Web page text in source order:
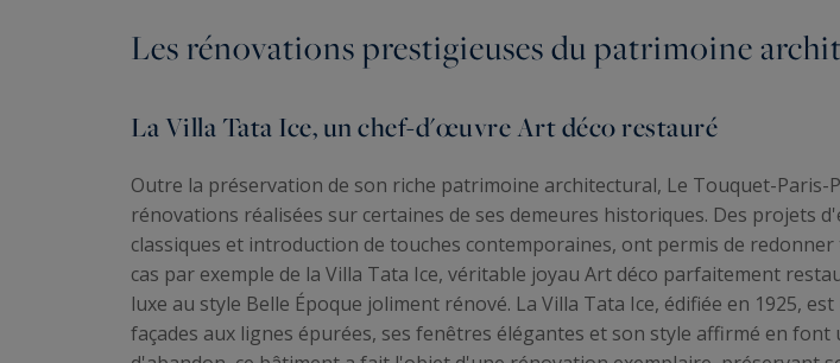
Les rénovations prestigieuses du patrimoine
La Villa Tata Ice, un chef-d'œuvre Art déco restauré
Outre la préservation de son riche patrimoine architectural, Le Touquet-
rénovations réalisées sur certaines de ses demeures historiques. Des projets
classiques et introduction de touches contemporaines, ont permis de
cas par exemple de la Villa Tata Ice, véritable joyau Art déco parfaitement
luxe au style Belle Époque joliment rénové. La Villa Tata Ice, édifiée en 1925,
façades aux lignes épurées, ses fenêtres élégantes et son style affirmé en